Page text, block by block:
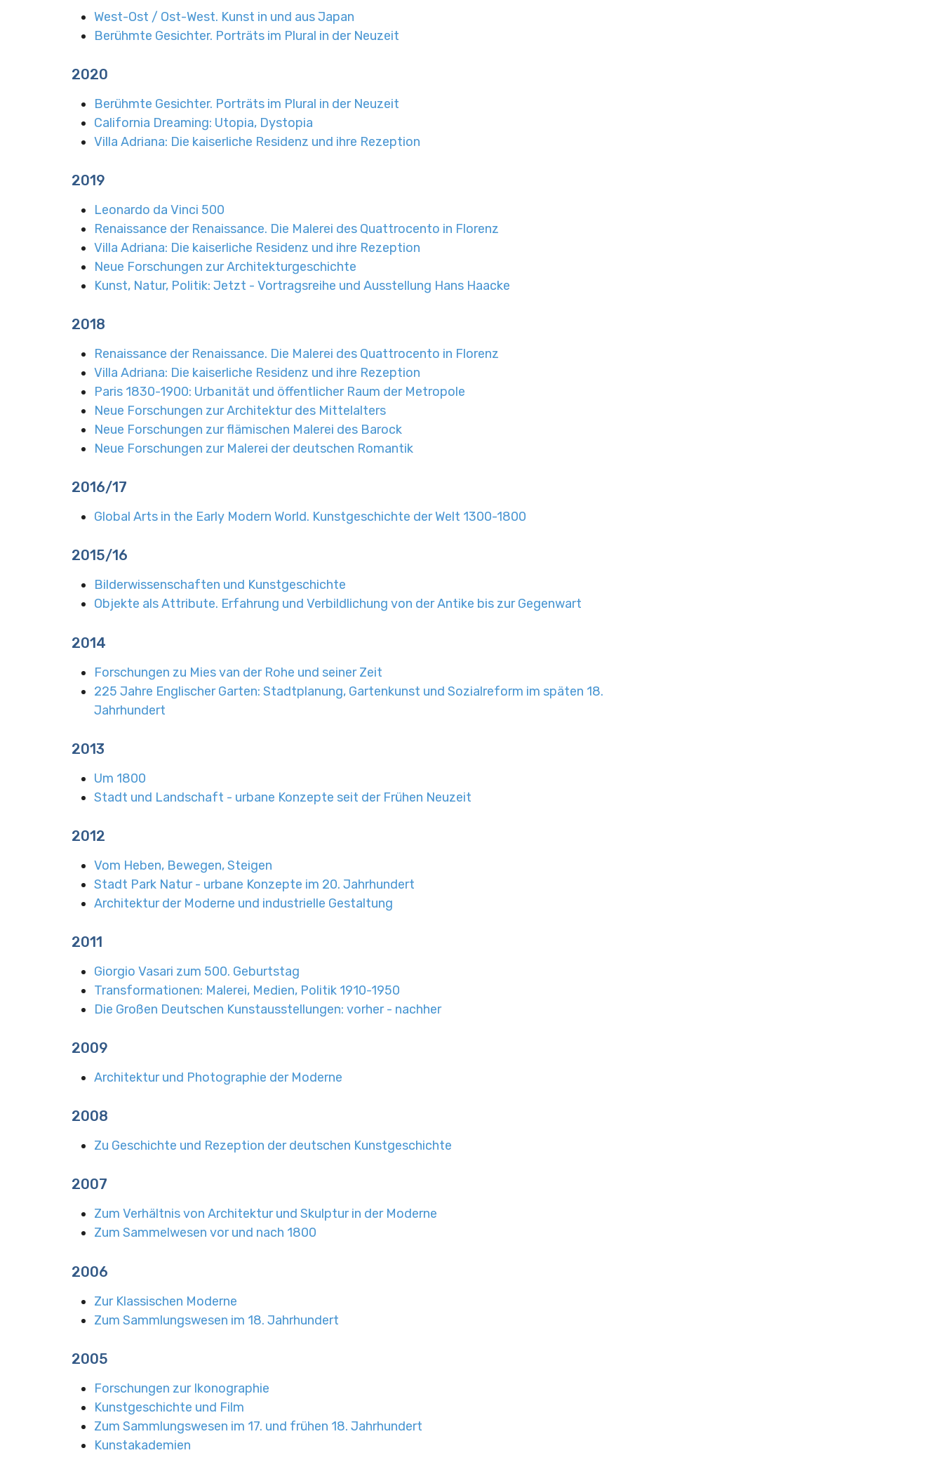
West-Ost / Ost-West. Kunst in und aus Japan
Berühmte Gesichter. Porträts im Plural in der Neuzeit
2020
Berühmte Gesichter. Porträts im Plural in der Neuzeit
California Dreaming: Utopia, Dystopia
Villa Adriana: Die kaiserliche Residenz und ihre Rezeption
2019
Leonardo da Vinci 500
Renaissance der Renaissance. Die Malerei des Quattrocento in Florenz
Villa Adriana: Die kaiserliche Residenz und ihre Rezeption
Neue Forschungen zur Architekturgeschichte
Kunst, Natur, Politik: Jetzt - Vortragsreihe und Ausstellung Hans Haacke
2018
Renaissance der Renaissance. Die Malerei des Quattrocento in Florenz
Villa Adriana: Die kaiserliche Residenz und ihre Rezeption
Paris 1830-1900: Urbanität und öffentlicher Raum der Metropole
Neue Forschungen zur Architektur des Mittelalters
Neue Forschungen zur flämischen Malerei des Barock
Neue Forschungen zur Malerei der deutschen Romantik
2016/17
Global Arts in the Early Modern World. Kunstgeschichte der Welt 1300-1800
2015/16
Bilderwissenschaften und Kunstgeschichte
Objekte als Attribute. Erfahrung und Verbildlichung von der Antike bis zur Gegenwart
2014
Forschungen zu Mies van der Rohe und seiner Zeit
225 Jahre Englischer Garten: Stadtplanung, Gartenkunst und Sozialreform im späten 18.
Jahrhundert
2013
Um 1800
Stadt und Landschaft - urbane Konzepte seit der Frühen Neuzeit
2012
Vom Heben, Bewegen, Steigen
Stadt Park Natur - urbane Konzepte im 20. Jahrhundert
Architektur der Moderne und industrielle Gestaltung
2011
Giorgio Vasari zum 500. Geburtstag
Transformationen: Malerei, Medien, Politik 1910-1950
Die Großen Deutschen Kunstausstellungen: vorher - nachher
2009
Architektur und Photographie der Moderne
2008
Zu Geschichte und Rezeption der deutschen Kunstgeschichte
2007
Zum Verhältnis von Architektur und Skulptur in der Moderne
Zum Sammelwesen vor und nach 1800
2006
Zur Klassischen Moderne
Zum Sammlungswesen im 18. Jahrhundert
2005
Forschungen zur Ikonographie
Kunstgeschichte und Film
Zum Sammlungswesen im 17. und frühen 18. Jahrhundert
Kunstakademien